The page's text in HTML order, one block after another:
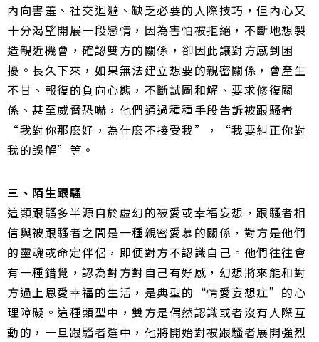
內向害羞、社交迴避、缺乏必要的人際技巧，但內心又
十分渴望開展一段戀情，因為害怕被拒絕，不斷地想製
造親近機會，確認雙方的關係，卻因此讓對方感到困
擾。 長久下來，如果無法建立想要的親密關係，會產生
不甘、報復的負向心態，不斷試圖和解、要求修復關
係、甚至威脅恐嚇，他們通過種種手段告訴被跟騷者
“我對你那麼好，為什麼不接受我”，“我要糾正你對
我的誤解”等。
三、陌生跟騷
這類跟騷多半源自於虛幻的被愛或幸福妄想，跟騷者相
信與被跟騷者之間是一種親密愛慕的關係，對方是他們
的靈魂或命定伴侶，即便對方不認識自己。 他們往往會
有一種錯覺，認為對方對自己有好感，幻想將來能和對
方過上恩愛幸福的生活，是典型的“情愛妄想症”的心
理障礙。 這種類型中，雙方是偶然認識或者沒有人際互
動的，一旦跟騷者選中，他將開始對被跟騷者展開強烈